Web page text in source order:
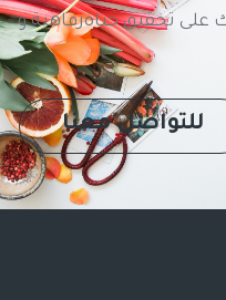
تحقيق حياةرفاهية و
للتواصل معنا